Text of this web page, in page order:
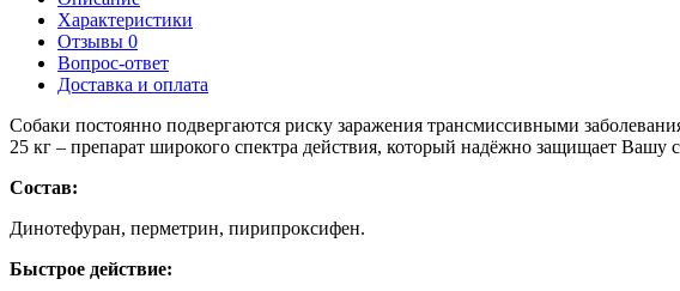
Характеристики
Отзывы 0
Вопрос-ответ
Доставка и оплата
Собаки постоянно подвергаются риску заражения трансмиссивными
25 кг – препарат широкого спектра действия, который надёжно защищает Вашу
Состав:
Динотефуран, перметрин, пирипроксифен.
Быстрое действие: